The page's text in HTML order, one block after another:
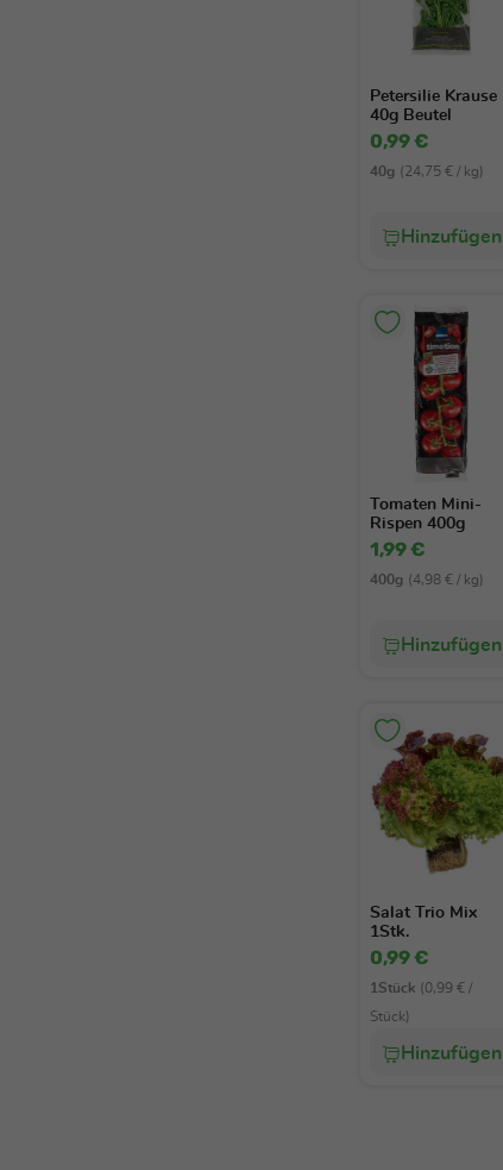
Petersilie Krause
40g Beutel
0,99 €
40g (24,75 € / kg)
Hinzufügen
Tomaten Mini-
Rispen 400g
1,99 €
400g (4,98 € / kg)
Hinzufügen
Salat Trio Mix
1Stk.
0,99 €
1Stück (0,99 € /
Stück)
Hinzufügen